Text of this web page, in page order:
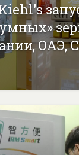
ОАЭ,